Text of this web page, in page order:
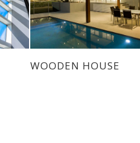
WOODEN HOUSE